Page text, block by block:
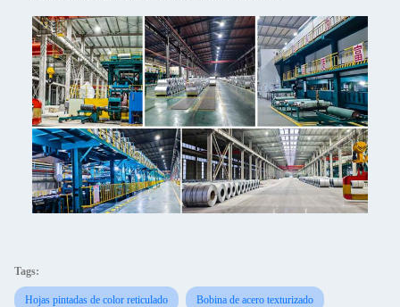
Tags:
Hojas pintadas de color reticulado Bobina de acero texturizado